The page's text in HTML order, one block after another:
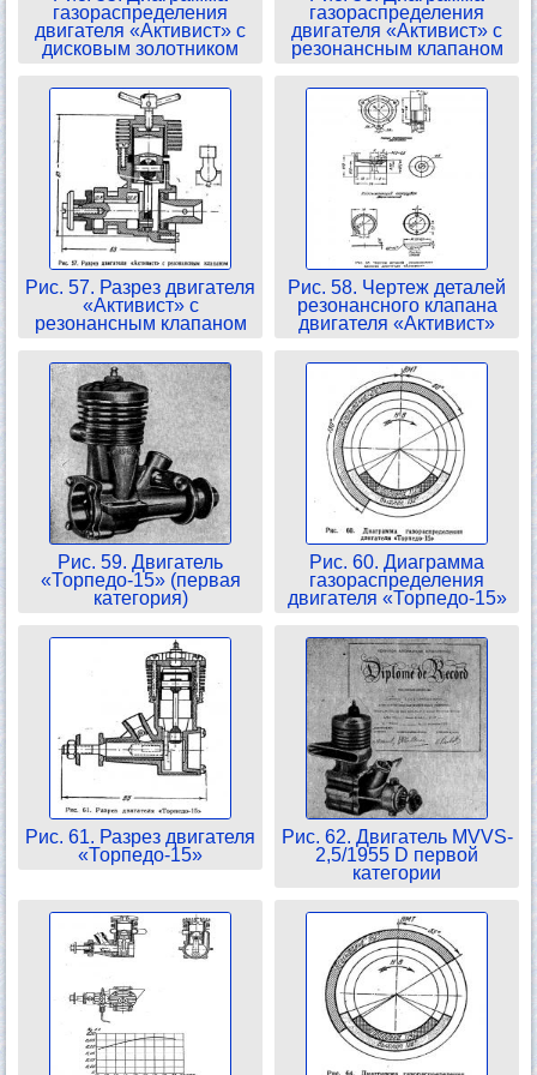
газораспределения
двигателя «Активист» с
дисковым золотником
газораспределения
двигателя «Активист» с
резонансным клапаном
Рис. 57. Разрез двигателя
«Активист» с
резонансным клапаном
Рис. 58. Чертеж деталей
резонансного клапана
двигателя «Активист»
Рис. 59. Двигатель
«Торпедо-15» (первая
категория)
Рис. 60. Диаграмма
газораспределения
двигателя «Торпедо-15»
Рис. 61. Разрез двигателя
«Торпедо-15»
Рис. 62. Двигатель MVVS-
2,5/1955 D первой
категории